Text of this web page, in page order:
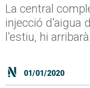
La central
injecció d'aigua
l'estiu, hi
01/01/2020